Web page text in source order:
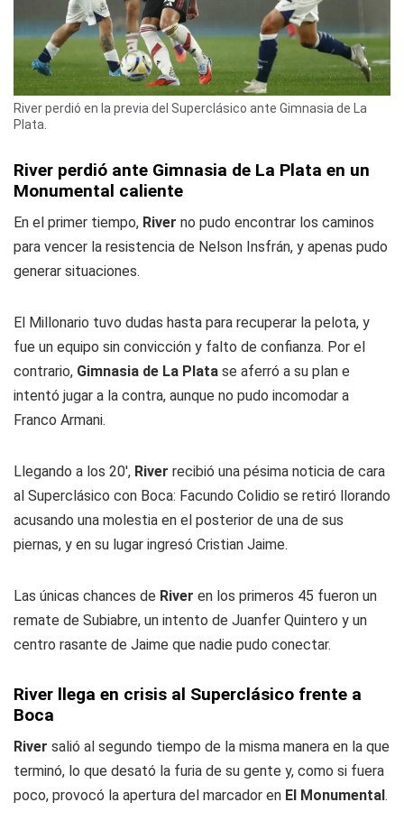
River perdió en la previa del Superclásico ante Gimnasia de La
Plata.
River perdió ante Gimnasia de La Plata en un
Monumental caliente
En el primer tiempo, River no pudo encontrar los caminos
para vencer la resistencia de Nelson Insfrán, y apenas pudo
generar situaciones.
El Millonario tuvo dudas hasta para recuperar la pelota, y
fue un equipo sin convicción y falto de confianza. Por el
contrario, Gimnasia de La Plata se aferró a su plan e
intentó jugar a la contra, aunque no pudo incomodar a
Franco Armani.
Llegando a los 20', River recibió una pésima noticia de cara
al Superclásico con Boca: Facundo Colidio se retiró llorando
acusando una molestia en el posterior de una de sus
piernas, y en su lugar ingresó Cristian Jaime.
Las únicas chances de River en los primeros 45 fueron un
remate de Subiabre, un intento de Juanfer Quintero y un
centro rasante de Jaime que nadie pudo conectar.
River llega en crisis al Superclásico frente a
Boca
River salió al segundo tiempo de la misma manera en la que
terminó, lo que desató la furia de su gente y, como si fuera
poco, provocó la apertura del marcador en El Monumental.